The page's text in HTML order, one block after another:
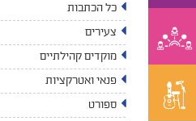
כל הכתבות
צעירים
מוקדים קהילתיים
פנאי ואטרקציות
ספורט